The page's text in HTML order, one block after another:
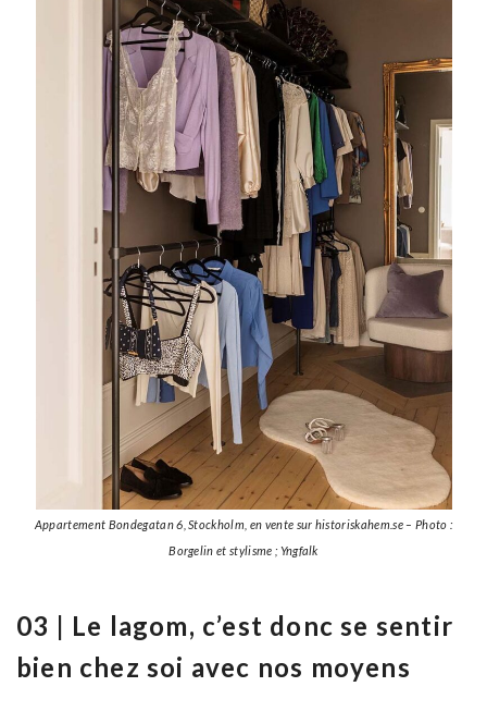
Appartement Bondegatan 6, Stockholm, en vente sur historiskahem.se – Photo :
Borgelin et stylisme ; Yngfalk
03 | Le lagom, c’est donc se sentir
bien chez soi avec nos moyens